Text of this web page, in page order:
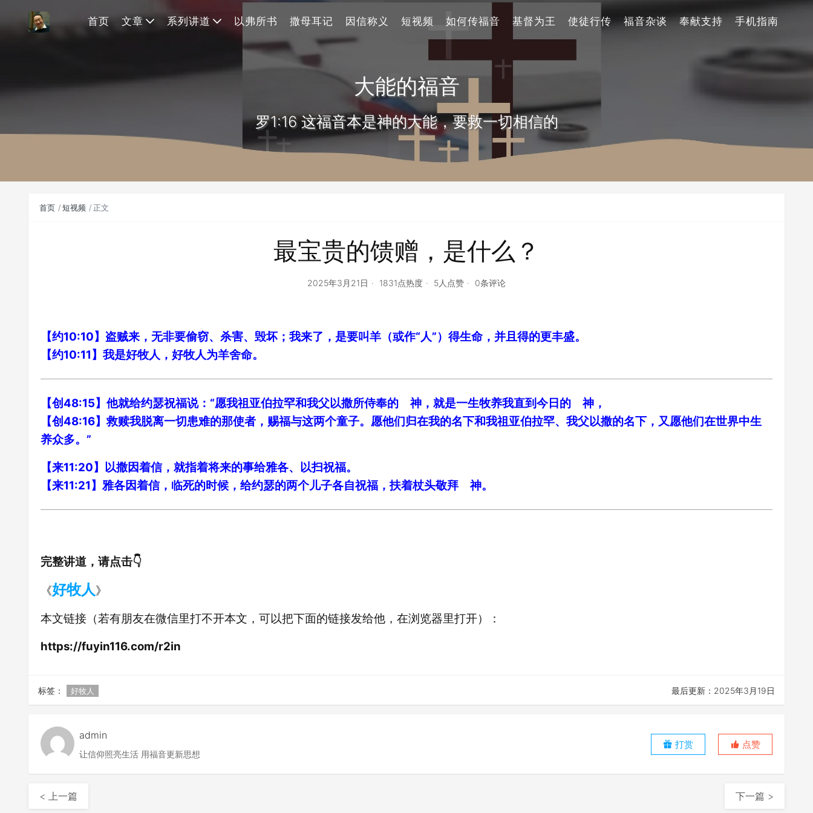
首页 文章 系列讲道 以弗所书 撒母耳记 因信称义 短视频 如何传福音 基督为王 使徒行传 福音杂谈 奉献支持 手机指南
大能的福音
罗1:16 这福音本是神的大能，要救一切相信的
首页 短视频 正文
最宝贵的馈赠，是什么？
2025年3月21日 1831点热度 5人点赞 0条评论
【约10:10】盗贼来，无非要偷窃、杀害、毁坏；我来了，是要叫羊（或作“人”）得生命，并且得的更丰盛。
【约10:11】我是好牧人，好牧人为羊舍命。
【创48:15】他就给约瑟祝福说：“愿我祖亚伯拉罕和我父以撒所侍奉的 神，就是一生牧养我直到今日的 神，
【创48:16】救赎我脱离一切患难的那使者，赐福与这两个童子。愿他们归在我的名下和我祖亚伯拉罕、我父以撒的名下，又愿他们在世界中生
养众多。”
【来11:20】以撒因着信，就指着将来的事给雅各、以扫祝福。
【来11:21】雅各因着信，临死的时候，给约瑟的两个儿子各自祝福，扶着杖头敬拜 神。
完整讲道，请点击👇
《好牧人》
本文链接（若有朋友在微信里打不开本文，可以把下面的链接发给他，在浏览器里打开）：
https://fuyin116.com/r2in
标签： 好牧人 最后更新：2025年3月19日
admin
让信仰照亮生活 用福音更新思想
打赏 点赞
< 上一篇 下一篇 >